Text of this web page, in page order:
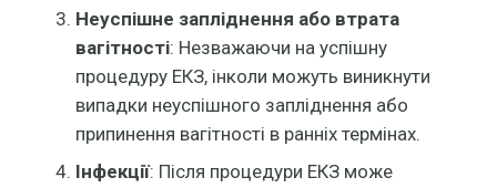
Неуспішне запліднення або втрата
вагітності: Незважаючи на успішну
процедуру ЕКЗ, інколи можуть виникнути
випадки неуспішного запліднення або
припинення вагітності в ранніх термінах.
Інфекції: Після процедури ЕКЗ може